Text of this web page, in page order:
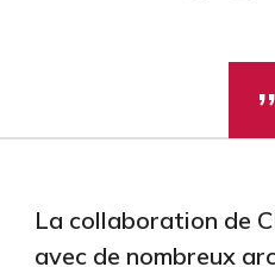
La collaboration de
avec de nombreux